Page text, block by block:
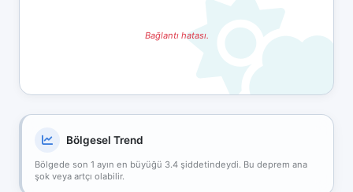
Bağlantı hatası.
Bölgesel Trend
Bölgede son 1 ayın en büyüğü 3.4 şiddetindeydi. Bu deprem ana
şok veya artçı olabilir.